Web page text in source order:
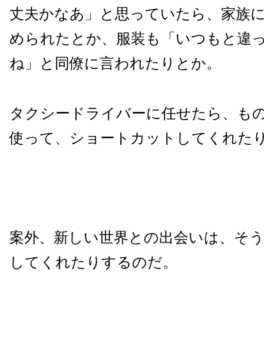
丈夫かなあ」と思っていたら、家族
められたとか、服装も「いつもと違
ね」と同僚に言われたりとか。
タクシードライバーに任せたら、も
使って、ショートカットしてくれた
案外、新しい世界との出会いは、そ
してくれたりするのだ。